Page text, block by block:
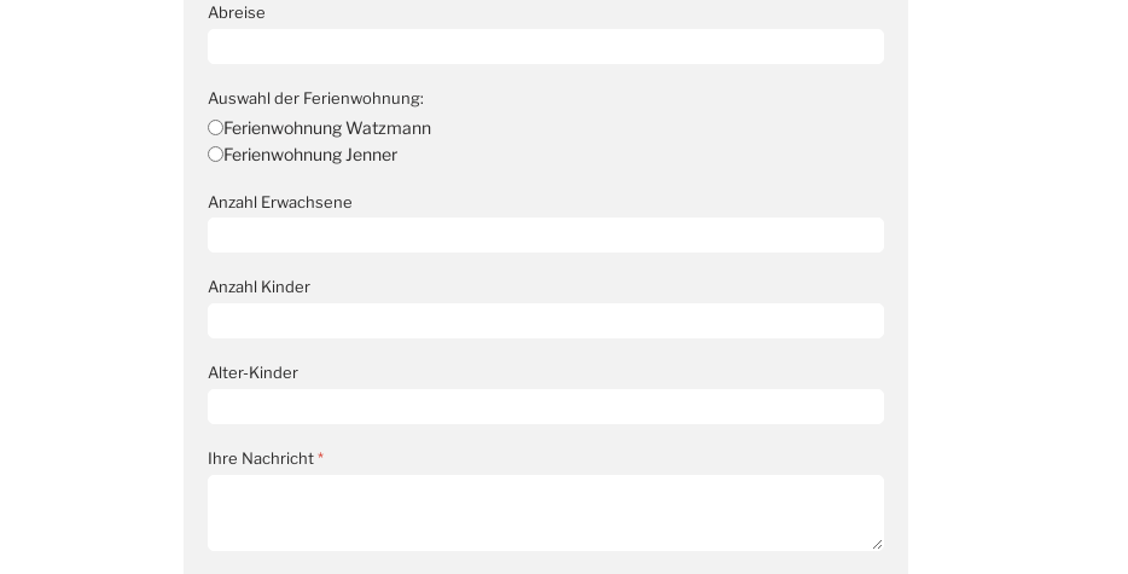
Abreise
Auswahl der Ferienwohnung:
Ferienwohnung Watzmann
Ferienwohnung Jenner
Anzahl Erwachsene
Anzahl Kinder
Alter-Kinder
Ihre Nachricht*